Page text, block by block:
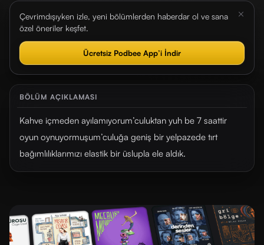
Çevrimdışıyken izle, yeni bölümlerden haberdar ol ve sana
özel öneriler keşfet.
Ücretsiz Podbee App’i İndir
BÖLÜM AÇIKLAMASI
Kahve içmeden ayılamıyorum’culuktan yuh be 7 saattir
oyun oynuyormuşum’culuğa geniş bir yelpazede tırt
bağımlılıklarımızı elastik bir üslupla ele aldık.